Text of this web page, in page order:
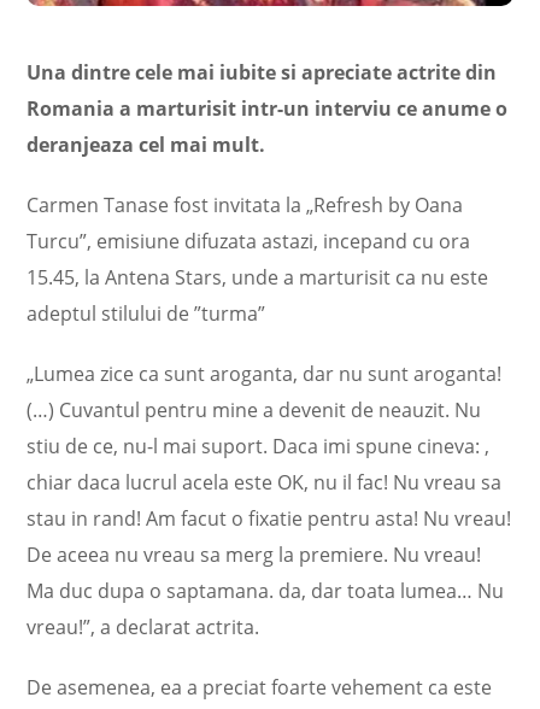
Una dintre cele mai iubite si apreciate actrite din
Romania a marturisit intr-un interviu ce anume o
deranjeaza cel mai mult.
Carmen Tanase fost invitata la „Refresh by Oana
Turcu”, emisiune difuzata astazi, incepand cu ora
15.45, la Antena Stars, unde a marturisit ca nu este
adeptul stilului de ”turma”
„Lumea zice ca sunt aroganta, dar nu sunt aroganta!
(…) Cuvantul pentru mine a devenit de neauzit. Nu
stiu de ce, nu-l mai suport. Daca imi spune cineva: ,
chiar daca lucrul acela este OK, nu il fac! Nu vreau sa
stau in rand! Am facut o fixatie pentru asta! Nu vreau!
De aceea nu vreau sa merg la premiere. Nu vreau!
Ma duc dupa o saptamana. da, dar toata lumea… Nu
vreau!”, a declarat actrita.
De asemenea, ea a preciat foarte vehement ca este